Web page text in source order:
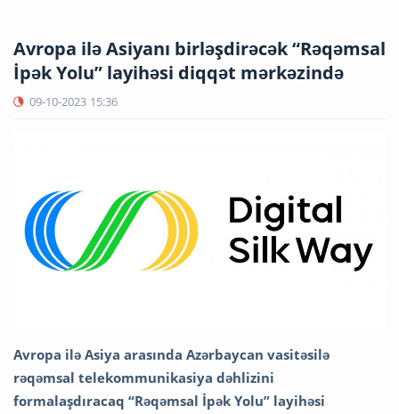
Avropa ilə Asiyanı birləşdirəcək “Rəqəmsal
İpək Yolu” layihəsi diqqət mərkəzində
09-10-2023 15:36
Avropa ilə Asiya arasında Azərbaycan vasitəsilə
rəqəmsal telekommunikasiya dəhlizini
formalaşdıracaq “Rəqəmsal İpək Yolu” layihəsi